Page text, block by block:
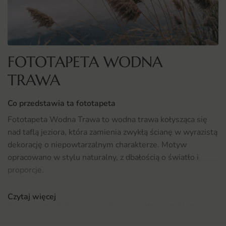
FOTOTAPETA WODNA
TRAWA
Co przedstawia ta fototapeta
Fototapeta Wodna Trawa to wodna trawa kołysząca się
nad taflą jeziora, która zamienia zwykłą ścianę w wyrazistą
dekorację o niepowtarzalnym charakterze. Motyw
opracowano w stylu naturalny, z dbałością o światło i
proporcje.
Kompozycja łączy precyzyjny detal z czytelnym tłem,
Czytaj więcej